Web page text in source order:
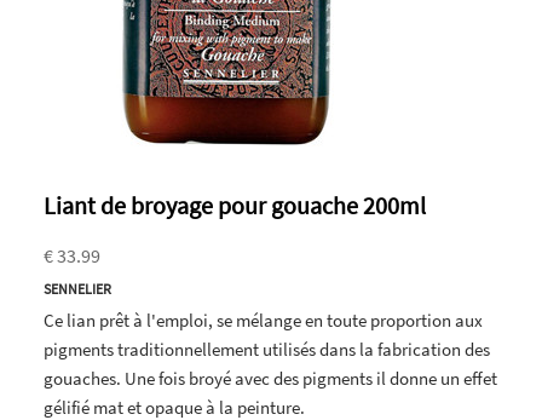
Liant de broyage pour gouache 200ml
€ 33.99
SENNELIER
Ce lian prêt à l'emploi, se mélange en toute proportion aux
pigments traditionnellement utilisés dans la fabrication des
gouaches. Une fois broyé avec des pigments il donne un effet
gélifié mat et opaque à la peinture.